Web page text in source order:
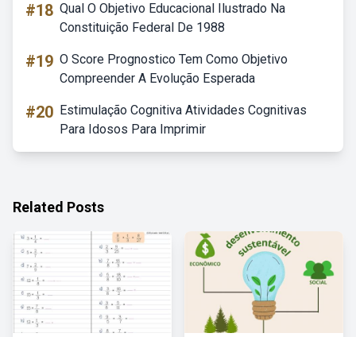
#18 Qual O Objetivo Educacional Ilustrado Na
Constituição Federal De 1988
#19 O Score Prognostico Tem Como Objetivo
Compreender A Evolução Esperada
#20 Estimulação Cognitiva Atividades Cognitivas
Para Idosos Para Imprimir
Related Posts